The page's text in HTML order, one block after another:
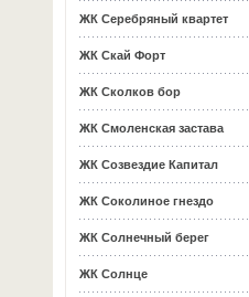
ЖК Серебряный квартет
ЖК Скай Форт
ЖК Сколков бор
ЖК Смоленская застава
ЖК Созвездие Капитал
ЖК Соколиное гнездо
ЖК Солнечный берег
ЖК Солнце